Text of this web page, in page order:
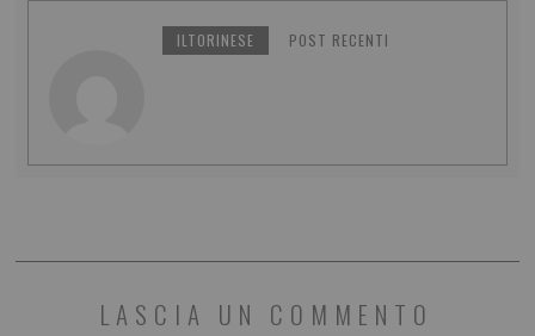
ILTORINESE POST RECENTI
LASCIA UN COMMENTO